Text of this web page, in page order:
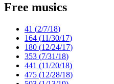
Free musics
41 (2/7/18)
164 (11/30/17)
180 (12/24/17)
353 (7/31/18)
441 (11/20/18)
475 (12/28/18)